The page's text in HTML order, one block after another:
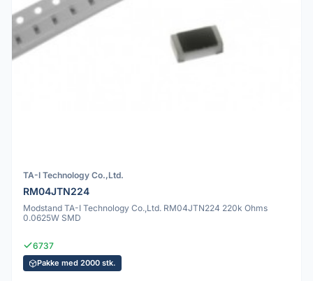
TA-I Technology Co.,Ltd.
RM04JTN224
Modstand TA-I Technology Co.,Ltd. RM04JTN224 220k Ohms
0.0625W SMD
6737
Pakke med 2000 stk.